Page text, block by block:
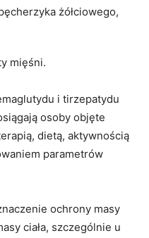
żółciowego,
mięśni.
i tirzepatydu
osoby objęte
dietą, aktywnością
parametrów
ochrony masy
ciała, szczególnie u